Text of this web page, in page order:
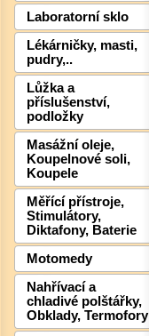
Laboratorní sklo
Lékárničky, masti,
pudry,..
Lůžka a
příslušenství,
podložky
Masážní oleje,
Koupelnové soli,
Koupele
Měřící přístroje,
Stimulátory,
Diktafony, Baterie
Motomedy
Nahřívací a
chladivé polštářky,
Obklady, Termofory
Detail
Detail